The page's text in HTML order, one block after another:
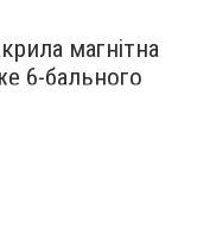
магнітна
6-бального